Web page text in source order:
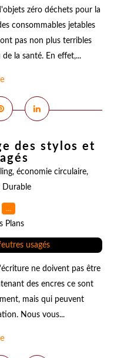
zéro déchets pour la
consommables jetables
pas non plus terribles
la santé. En effet,...
des stylos et
, économie circulaire,
Durable
…
Plans
ne doivent pas être
des encres ce sont
mais qui peuvent
Nous vous...